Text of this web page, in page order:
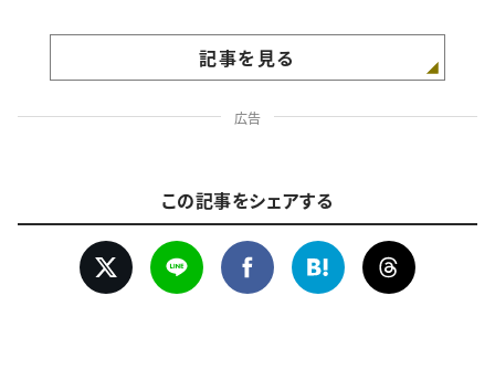
記事を見る
広告
この記事をシェアする